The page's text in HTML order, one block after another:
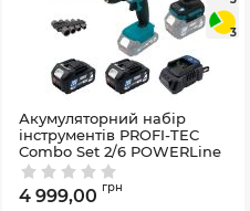
3
Акумуляторний набір
інструментів PROFI-TEC
Combo Set 2/6 POWERLine
(PCD2820V, DTW500BL)
(2×PT2040MP (4.0 Аг),
зарядний пристрій)
4 999,00 грн